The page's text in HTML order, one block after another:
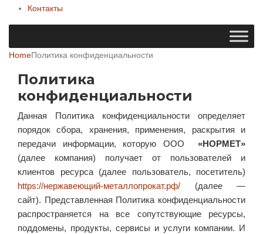
Контакты
HomeПолитика конфиденциальности
Политика
конфиденциальности
Данная Политика конфиденциальности определяет
порядок сбора, хранения, применения, раскрытия и
передачи информации, которую ООО «НОРМЕТ»
(далее компания) получает от пользователей и
клиентов ресурса (далее пользователь, посетитель)
https://нержавеющий-металлопрокат.рф/ (далее —
сайт). Представленная Политика конфиденциальности
распространяется на все сопутствующие ресурсы,
поддомены, продукты, сервисы и услуги компании. И